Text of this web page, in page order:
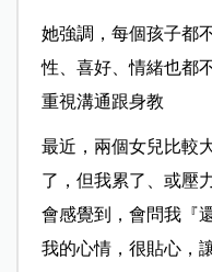
她強調，每個孩子都
性、喜好、情緒也都
重視溝通跟身教
最近，兩個女兒比較
了，但我累了、或壓
會感覺到，會問我『
我的心情，很貼心，